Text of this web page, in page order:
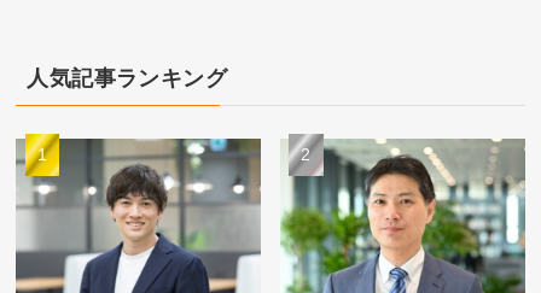
人気記事ランキング